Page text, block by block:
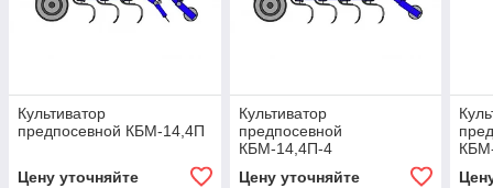
Культиватор
предпосевной КБМ-14,4П
Цену уточняйте
Культиватор
предпосевной
КБМ-14,4П-4
Цену уточняйте